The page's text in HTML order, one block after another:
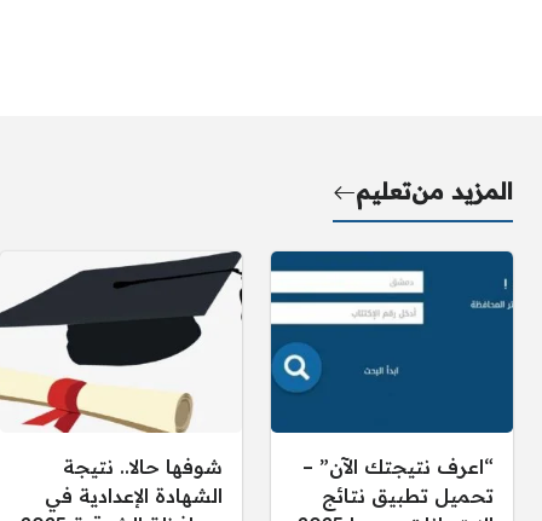
المزيد منتعليم
“اعرف نتيجتك الآن” –
تحميل تطبيق نتائج
شوفها حالا.. نتيجة
الشهادة الإعدادية في